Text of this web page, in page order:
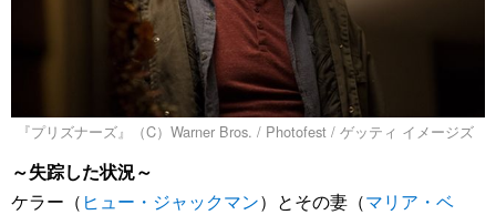
『プリズナーズ』（C）Warner Bros. / Photofest / ゲッティ イメージズ
～失踪した状況～
ケラー（ ヒュー・ジャックマン）とその妻（マリア・ベ